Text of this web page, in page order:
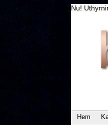
Nu!
Hem